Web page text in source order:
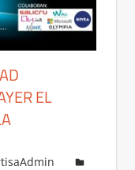
EL